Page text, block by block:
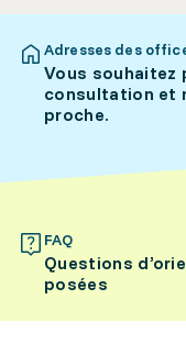
Adresses des
Vous souhaitez
consultation et
proche.
FAQ
Questions
posées